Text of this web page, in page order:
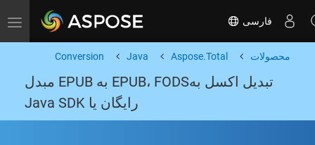
Toggle navigation فارسی
محصولات Aspose.Total
Java
Conversion
تبدیل اکسل بهEPUB، FODS به EPUB مبدل
رایگان یا Java SDK